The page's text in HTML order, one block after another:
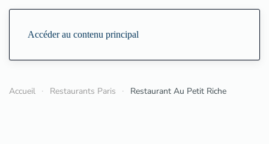
Accéder au contenu principal
Accueil Restaurants Paris Restaurant Au Petit Riche